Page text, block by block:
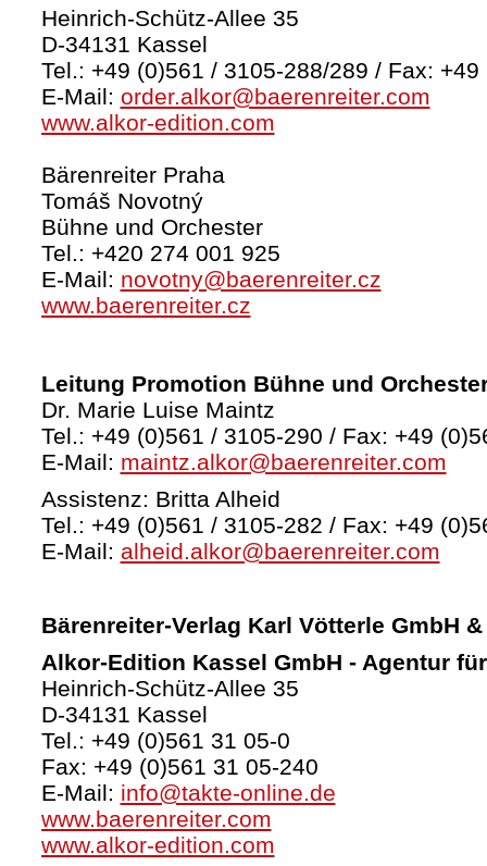
Heinrich-Schütz-Allee 35
D-34131 Kassel
Tel.: +49 (0)561 / 3105-288/289 / Fax:
E-Mail: order.alkor@baerenreiter.com
www.alkor-edition.com
Bärenreiter Praha
Tomáš Novotný
Bühne und Orchester
Tel.: +420 274 001 925
E-Mail: novotny@baerenreiter.cz
www.baerenreiter.cz
Leitung Promotion Bühne und
Dr. Marie Luise Maintz
Tel.: +49 (0)561 / 3105-290 / Fax: +49
E-Mail: maintz.alkor@baerenreiter.com
Assistenz: Britta Alheid
Tel.: +49 (0)561 / 3105-282 / Fax: +49
E-Mail: alheid.alkor@baerenreiter.com
Bärenreiter-Verlag Karl Vötterle GmbH &
Alkor-Edition Kassel GmbH - Agentur
Heinrich-Schütz-Allee 35
D-34131 Kassel
Tel.: +49 (0)561 31 05-0
Fax: +49 (0)561 31 05-240
E-Mail: info@takte-online.de
www.baerenreiter.com
www.alkor-edition.com